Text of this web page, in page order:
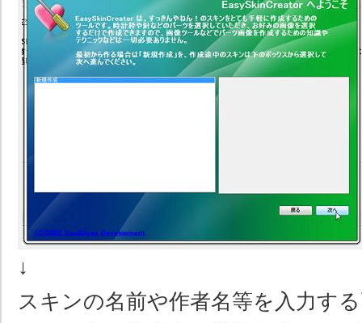
↓
スキンの名前や作者名等を入力す